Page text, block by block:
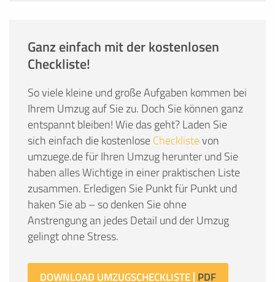
Ganz einfach mit der kostenlosen
Checkliste!
So viele kleine und große Aufgaben kommen bei
Ihrem Umzug auf Sie zu. Doch Sie können ganz
entspannt bleiben! Wie das geht? Laden Sie
sich einfach die kostenloseChecklistevon
umzuege.de für Ihren Umzug herunter und Sie
haben alles Wichtige in einer praktischen Liste
zusammen. Erledigen Sie Punkt für Punkt und
haken Sie ab – so denken Sie ohne
Anstrengung an jedes Detail und der Umzug
gelingt ohne Stress.
DOWNLOAD UMZUGSCHECKLISTE